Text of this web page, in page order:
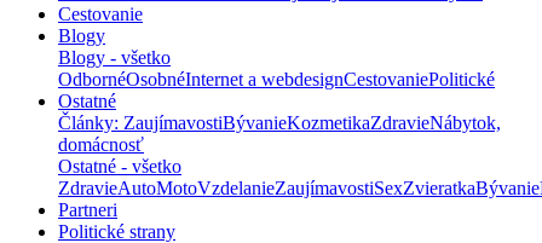
Cestovanie
Blogy
Blogy - všetko
OdbornéOsobnéInternet a webdesignCestovaniePolitické
Ostatné
Články: ZaujímavostiBývanieKozmetikaZdravieNábytok,
domácnosť
Ostatné - všetko
ZdravieAutoMotoVzdelanieZaujímavostiSexZvieratkaBývanie
Partneri
Politické strany